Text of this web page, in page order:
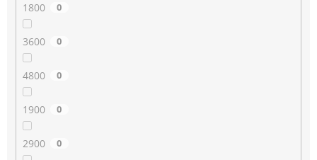
1800 0
3600 0
4800 0
1900 0
2900 0